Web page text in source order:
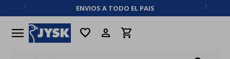
ENVIOS A TODO EL PAIS
menu favorite
close